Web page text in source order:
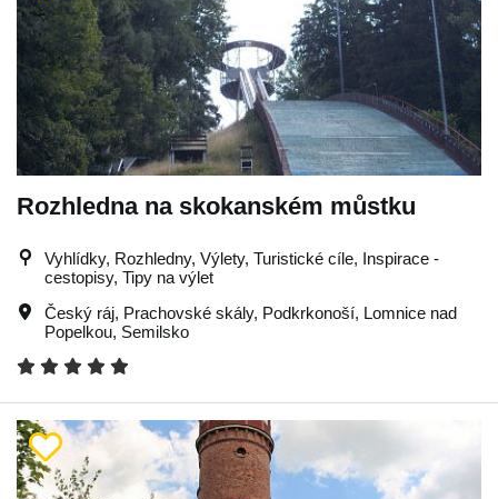
Rozhledna na skokanském můstku
Vyhlídky, Rozhledny, Výlety, Turistické cíle, Inspirace -
cestopisy, Tipy na výlet
Český ráj, Prachovské skály, Podkrkonoší, Lomnice nad
Popelkou, Semilsko